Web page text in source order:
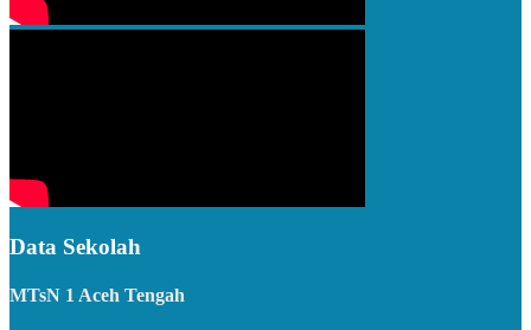
Data Sekolah
MTsN 1 Aceh Tengah